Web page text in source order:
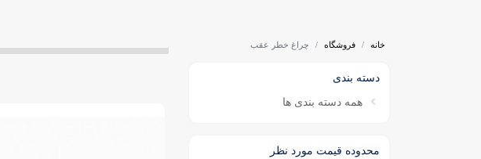
خانه فروشگاه چراغ خطر عقب
دسته بندی
همه دسته بندی ها
محدوده قیمت مورد نظر